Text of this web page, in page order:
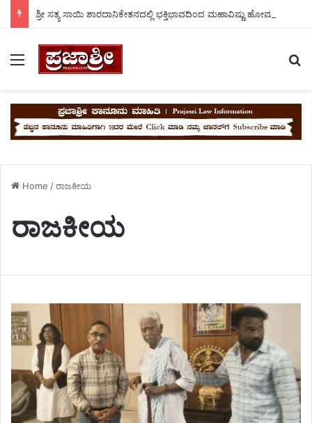
Menu
Home /ರಾಜಕೀಯ
ರಾಜಕೀಯ